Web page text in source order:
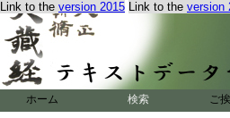
Link to the version 2015 Link to the version
ホーム 検索 ご